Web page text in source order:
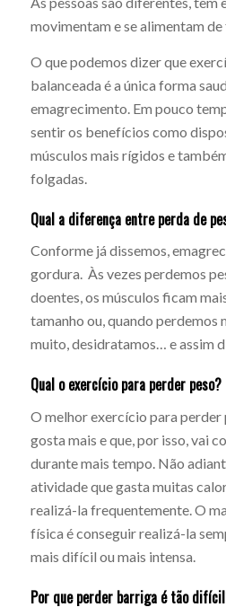
movimentam e se alimentam
O que podemos dizer que
balanceada é a única forma
emagrecimento. Em pouco
sentir os benefícios como
músculos mais rígidos e
folgadas.
Qual a diferença entre perda de
Conforme já dissemos,
gordura. Às vezes perdemos
doentes, os músculos ficam
tamanho ou, quando perdemos
muito, desidratamos… e assim
Qual o exercício para perder peso?
O melhor exercício para perder
gosta mais e que, por isso, vai
durante mais tempo. Não
atividade que gasta muitas
realizá-la frequentemente. O
física é conseguir realizá-la
mais difícil ou mais intensa.
Por que perder barriga é tão